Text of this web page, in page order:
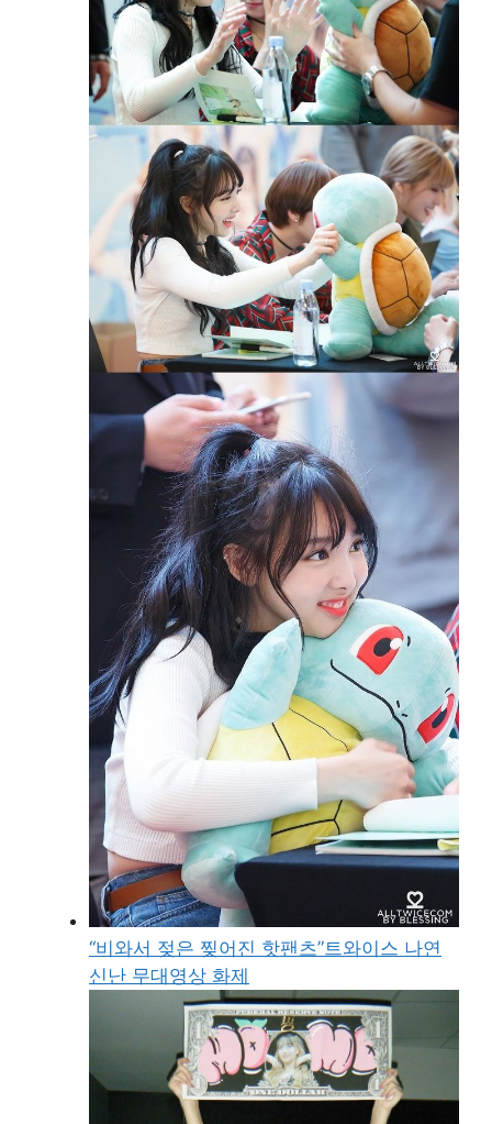
“비와서 젖은 찢어진 핫팬츠”트와이스 나연
신난 무대영상 화제